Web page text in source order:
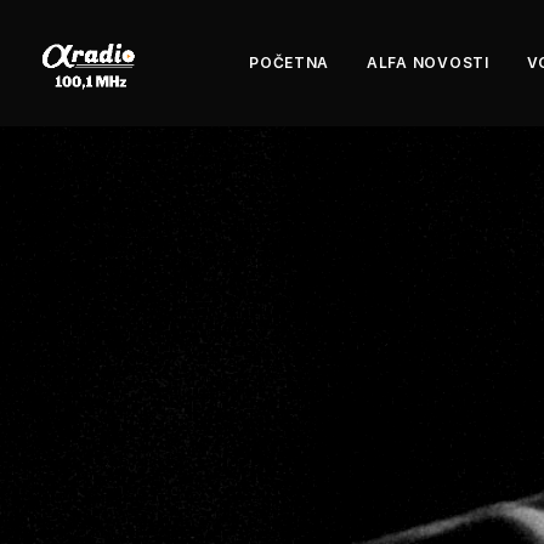
POČETNA ALFA NOVOSTI